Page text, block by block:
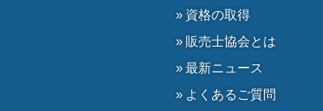
資格の取得
販売士協会とは
最新ニュース
よくあるご質問